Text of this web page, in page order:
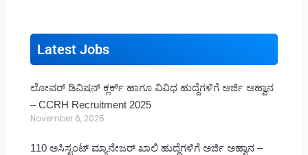
Latest Jobs
ಲೋವರ್ ಡಿವಿಷನ್ ಕ್ಲರ್ಕ್ ಹಾಗೂ ವಿವಿಧ ಹುದ್ದೆಗಳಿಗೆ ಅರ್ಜಿ ಅಹ್ವಾನ
– CCRH Recruitment 2025
November 6, 2025
110 ಅಸಿಸ್ಟಂಟ್ ಮ್ಯಾನೇಜರ್ ಖಾಲಿ ಹುದ್ದೆಗಳಿಗೆ ಅರ್ಜಿ ಅಹ್ವಾನ –